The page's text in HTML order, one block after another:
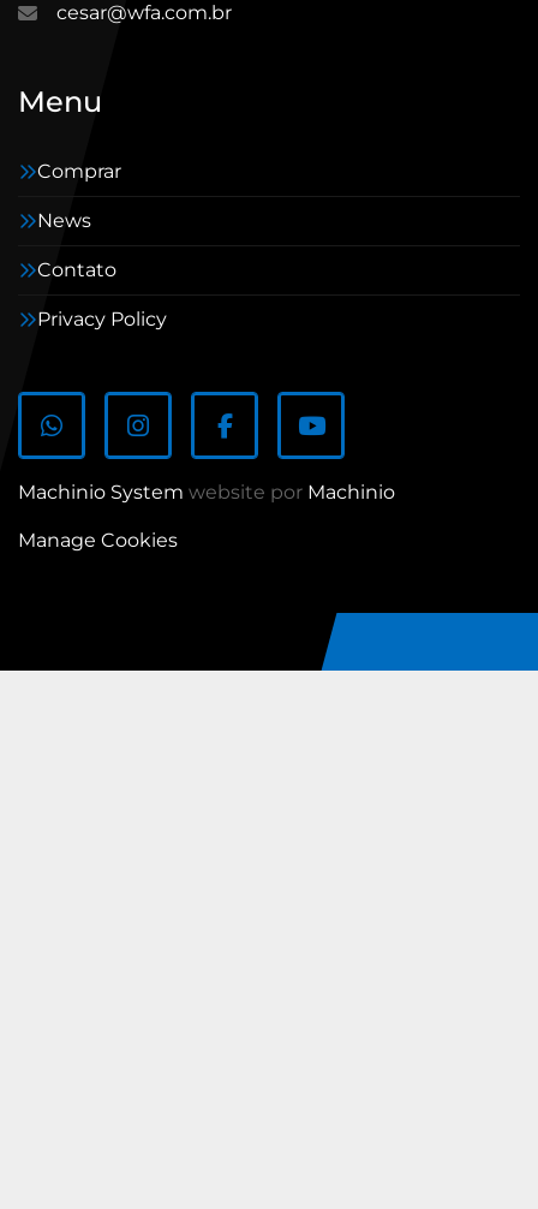
cesar@wfa.com.br
Menu
Comprar
News
Contato
Privacy Policy
whatsappinstagramfacebookyoutube
Machinio System website por Machinio
Manage Cookies